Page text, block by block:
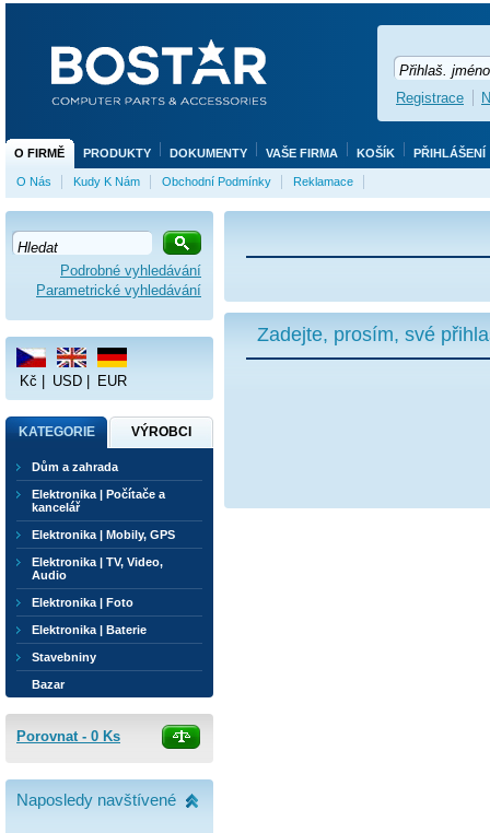
Zadejte, prosím, své
Podrobné vyhledávání
Parametrické vyhledávání
Kč USD EUR
KATEGORIE VÝROBCI
Dům a zahrada
Elektronika | Počítače a
kancelář
Elektronika | Mobily, GPS
Elektronika | TV, Video,
Audio
Elektronika | Foto
Elektronika | Baterie
Stavebniny
Bazar
Porovnat - 0 Ks
Naposledy navštívené
O FIRMĚ PRODUKTY DOKUMENTY VAŠE FIRMA KOŠÍK PŘIHLÁŠENÍ
O Nás Kudy K Nám Obchodní Podmínky Reklamace
Registrace